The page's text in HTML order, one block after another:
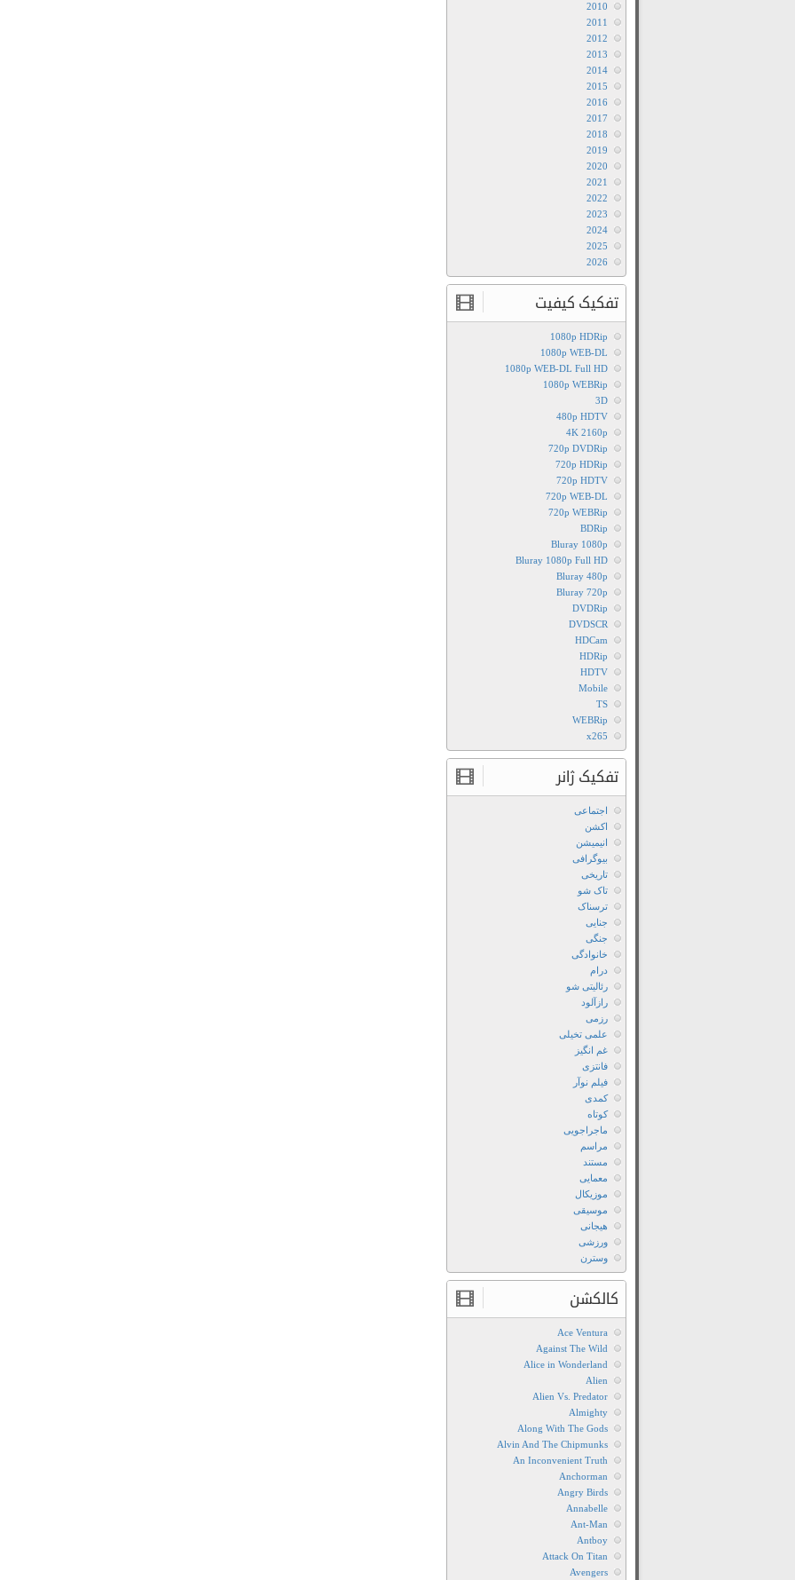
2010
2011
2012
2013
2014
2015
2016
2017
2018
2019
2020
2021
2022
2023
2024
2025
2026
تفکیک کیفیت
1080p HDRip
1080p WEB-DL
1080p WEB-DL Full HD
1080p WEBRip
3D
480p HDTV
4K 2160p
720p DVDRip
720p HDRip
720p HDTV
720p WEB-DL
720p WEBRip
BDRip
Bluray 1080p
Bluray 1080p Full HD
Bluray 480p
Bluray 720p
DVDRip
DVDSCR
HDCam
HDRip
HDTV
Mobile
TS
WEBRip
x265
تفکیک ژانر
اجتماعی
اکشن
انیمیشن
بیوگرافی
تاریخی
تاک شو
ترسناک
جنایی
جنگی
خانوادگی
درام
رئالیتی شو
رازآلود
رزمی
علمی تخیلی
غم انگیز
فانتزی
فیلم نوآر
کمدی
کوتاه
ماجراجویی
مراسم
مستند
معمایی
موزیکال
موسیقی
هیجانی
ورزشی
وسترن
کالکشن
Ace Ventura
Against The Wild
Alice in Wonderland
Alien
Alien Vs. Predator
Almighty
Along With The Gods
Alvin And The Chipmunks
An Inconvenient Truth
Anchorman
Angry Birds
Annabelle
Ant-Man
Antboy
Attack On Titan
Avengers